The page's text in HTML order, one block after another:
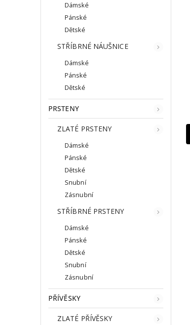
Dámské
Pánské
Dětské
STŘÍBRNÉ NÁUŠNICE
Dámské
Pánské
Dětské
PRSTENY
ZLATÉ PRSTENY
Dámské
Pánské
Dětské
Snubní
Zásnubní
STŘÍBRNÉ PRSTENY
Dámské
Pánské
Dětské
Snubní
Zásnubní
PŘÍVĚSKY
ZLATÉ PŘÍVĚSKY